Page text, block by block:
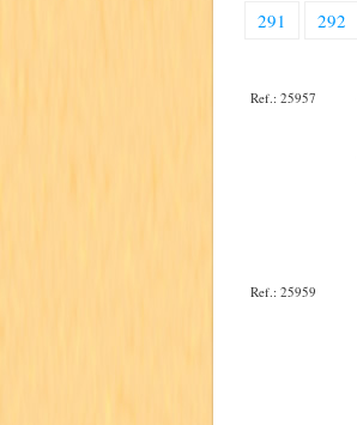
291
292
Ref.: 25957
Ref.: 25959